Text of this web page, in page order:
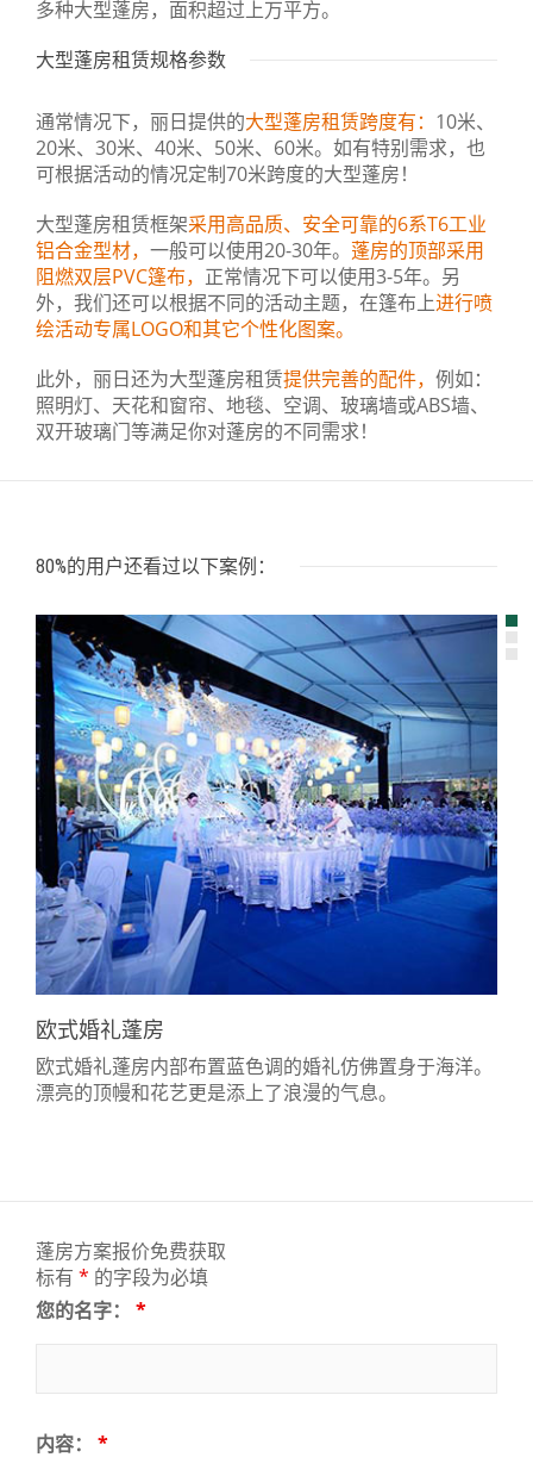
多种大型蓬房，面积超过上万平方。
大型蓬房租赁规格参数
通常情况下，丽日提供的大型蓬房租赁跨度有： 10米、
20米、30米、40米、50米、60米。如有特别需求，也
可根据活动的情况定制70米跨度的大型蓬房！
大型蓬房租赁框架采用高品质、安全可靠的6系T6工业
铝合金型材， 一般可以使用20-30年。 蓬房的顶部采用
阻燃双层PVC篷布， 正常情况下可以使用3-5年。另
外，我们还可以根据不同的活动主题，在篷布上进行喷
绘活动专属LOGO和其它个性化图案。
此外，丽日还为大型蓬房租赁提供完善的配件， 例如：
照明灯、天花和窗帘、地毯、空调、玻璃墙或ABS墙、
双开玻璃门等满足你对蓬房的不同需求！
80%的用户还看过以下案例：
欧式婚礼蓬房
欧式婚礼蓬房内部布置蓝色调的婚礼仿佛置身于海洋。
漂亮的顶幔和花艺更是添上了浪漫的气息。
蓬房方案报价免费获取
标有 * 的字段为必填
您的名字： *
内容： *